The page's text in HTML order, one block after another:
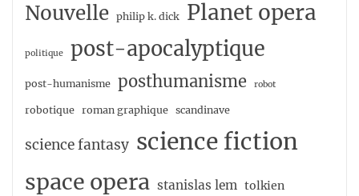
Nouvelle philip k. dick Planet opera
politique post-apocalyptique
post-humanisme posthumanisme robot
robotique roman graphique scandinave
science fantasy science fiction
space opera stanislas lem tolkien